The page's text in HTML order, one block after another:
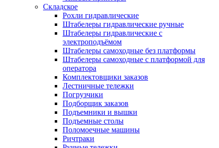
Складское
Рохли гидравлические
Штабелеры гидравлические ручные
Штабелеры гидравлические с
электроподъёмом
Штабелеры самоходные без платформы
Штабелеры самоходные с платформой для
оператора
Комплектовщики заказов
Лестничные тележки
Погрузчики
Подборщик заказов
Подъемники и вышки
Подъемные столы
Поломоечные машины
Ричтраки